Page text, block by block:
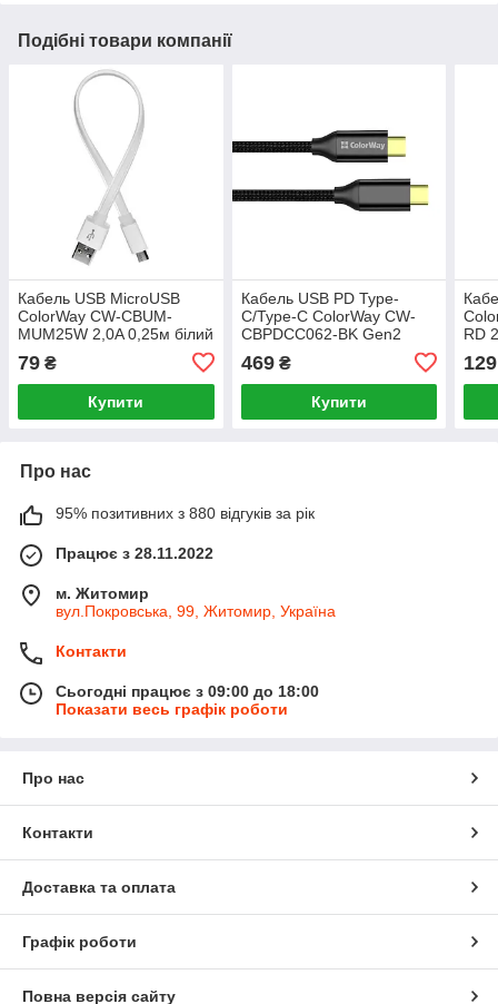
Подібні товари компанії
Кабель USB MicroUSB
ColorWay CW-CBUM-
MUM25W 2,0A 0,25м білий
79 ₴
Купити
Кабель USB PD Type-
C/Type-C ColorWay CW-
CBPDCC062-BK Gen2
469₴
Купити
RD
129
Про нас
95% позитивних з 880 відгуків за рік
Працює з 28.11.2022
м. Житомир
вул.Покровська, 99, Житомир, Україна
Контакти
Сьогодні працює з 09:00 до 18:00
Показати весь графік роботи
Про нас
Контакти
Доставка та оплата
Графік роботи
Повна версія сайту